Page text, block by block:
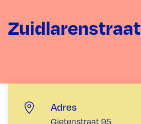
Zuidlarenstraat
Adres
Gietenstraat 95